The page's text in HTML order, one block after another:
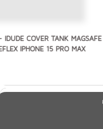
IDUDE COVER TANK MAGSAFE
IPHONE 15 PRO MAX